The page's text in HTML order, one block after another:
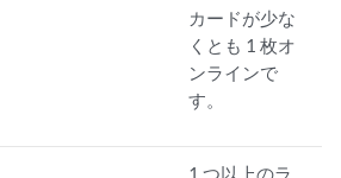
カードが少な
くとも 1 枚オ
ンラインで
す。
1 つ以上のラ